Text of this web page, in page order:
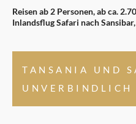
Reisen ab 2 Personen, ab ca.
Inlandsflug Safari nach
TANSANIA UND
UNVERBINDLICH